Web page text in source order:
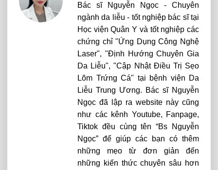
Bác sĩ Nguyễn Ngọc - Chuyên
ngành da liễu - tốt nghiệp bác sĩ tại
Học viện Quân Y và tốt nghiệp các
chứng chỉ "Ứng Dụng Công Nghệ
Laser", "Định Hướng Chuyên Gia
Da Liễu", "Cập Nhật Điều Trị Sẹo
Lõm Trứng Cá" tại bệnh viện Da
Liễu Trung Ương. Bác sĩ Nguyễn
Ngọc đã lập ra website này cũng
như các kênh Youtube, Fanpage,
Tiktok đều cùng tên “Bs Nguyễn
Ngọc” để giúp các bạn có thêm
những mẹo từ đơn giản đến
những kiến thức chuyên sâu hơn